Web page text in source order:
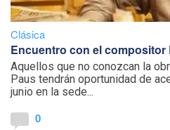
Clásica
Encuentro con el compositor
Aquellos que no conozcan la
Paus tendrán oportunidad de
junio en la sede...
0